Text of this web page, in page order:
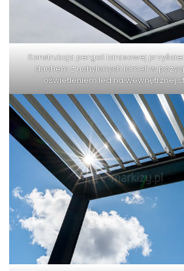
Konstrukcja pergoli tarasowej
dachem z uchylonych lameli w
oświetleniem led na wewnętrznej